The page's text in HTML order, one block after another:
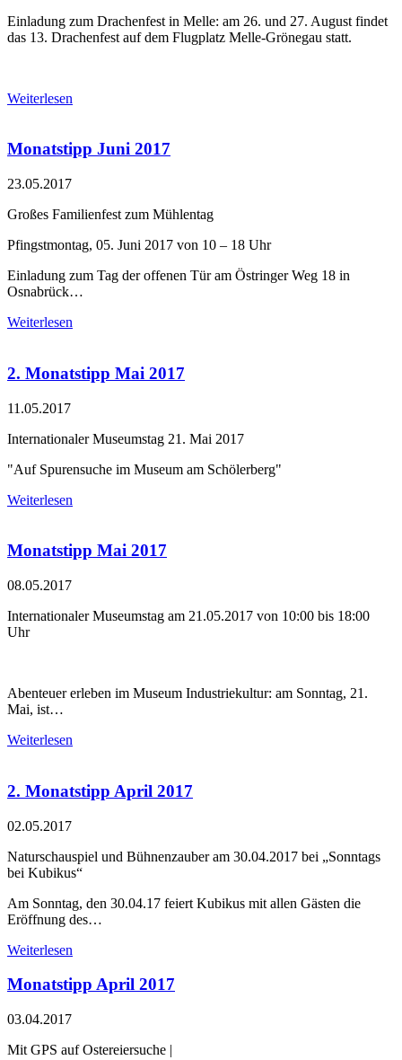
Einladung zum Drachenfest in Melle: am 26. und 27. August findet
das 13. Drachenfest auf dem Flugplatz Melle-Grönegau statt.
Weiterlesen
Monatstipp Juni 2017
23.05.2017
Großes Familienfest zum Mühlentag
Pfingstmontag, 05. Juni 2017 von 10 – 18 Uhr
Einladung zum Tag der offenen Tür am Östringer Weg 18 in
Osnabrück…
Weiterlesen
2. Monatstipp Mai 2017
11.05.2017
Internationaler Museumstag 21. Mai 2017
"Auf Spurensuche im Museum am Schölerberg"
Weiterlesen
Monatstipp Mai 2017
08.05.2017
Internationaler Museumstag am 21.05.2017 von 10:00 bis 18:00
Uhr
Abenteuer erleben im Museum Industriekultur: am Sonntag, 21.
Mai, ist…
Weiterlesen
2. Monatstipp April 2017
02.05.2017
Naturschauspiel und Bühnenzauber am 30.04.2017 bei „Sonntags
bei Kubikus“
Am Sonntag, den 30.04.17 feiert Kubikus mit allen Gästen die
Eröffnung des…
Weiterlesen
Monatstipp April 2017
03.04.2017
Mit GPS auf Ostereiersuche |